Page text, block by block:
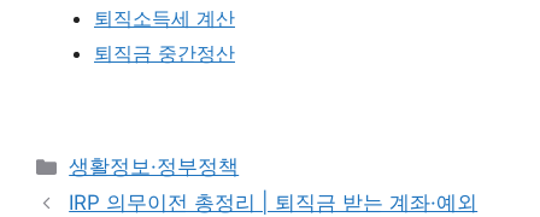
퇴직소득세 계산
퇴직금 중간정산
카
테
생활정보·정부정책
IRP 의무이전 총정리 | 퇴직금 받는 계좌·예외